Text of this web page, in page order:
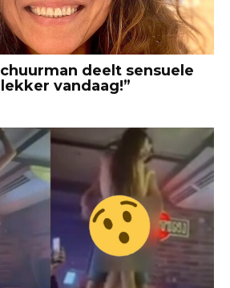
deelt sensuele
vandaag!”